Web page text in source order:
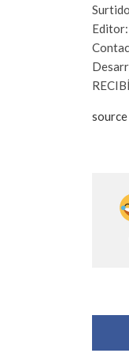
Editor:
source